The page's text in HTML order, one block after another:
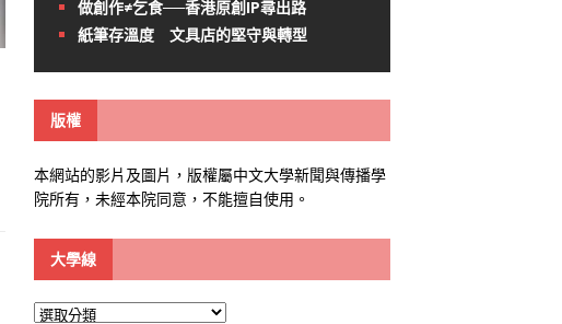
做創作≠乞食──香港原創IP尋出路
紙筆存溫度 文具店的堅守與轉型
版權
本網站的影片及圖片，版權屬中文大學新聞與傳播學
院所有，未經本院同意，不能擅自使用。
大學線
大